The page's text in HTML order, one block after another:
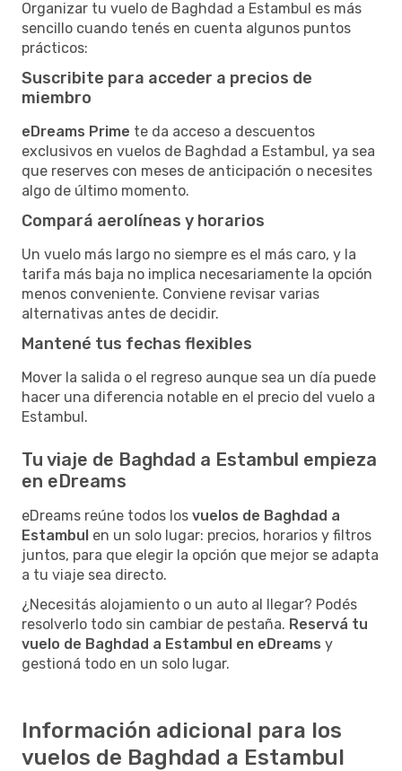
Organizar tu vuelo de Baghdad a Estambul es más
sencillo cuando tenés en cuenta algunos puntos
prácticos:
Suscribite para acceder a precios de
miembro
eDreams Prime te da acceso a descuentos
exclusivos en vuelos de Baghdad a Estambul, ya sea
que reserves con meses de anticipación o necesites
algo de último momento.
Compará aerolíneas y horarios
Un vuelo más largo no siempre es el más caro, y la
tarifa más baja no implica necesariamente la opción
menos conveniente. Conviene revisar varias
alternativas antes de decidir.
Mantené tus fechas flexibles
Mover la salida o el regreso aunque sea un día puede
hacer una diferencia notable en el precio del vuelo a
Estambul.
Tu viaje de Baghdad a Estambul empieza
en eDreams
eDreams reúne todos los vuelos de Baghdad a
Estambul en un solo lugar: precios, horarios y filtros
juntos, para que elegir la opción que mejor se adapta
a tu viaje sea directo.
¿Necesitás alojamiento o un auto al llegar? Podés
resolverlo todo sin cambiar de pestaña. Reservá tu
vuelo de Baghdad a Estambul en eDreams y
gestioná todo en un solo lugar.
Información adicional para los
vuelos de Baghdad a Estambul